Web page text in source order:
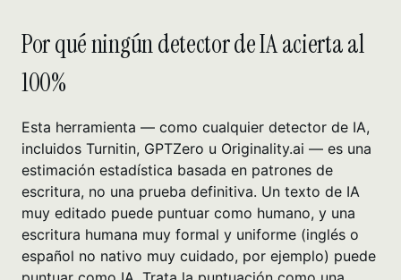
Por qué ningún detector de IA acierta al
100%
Esta herramienta — como cualquier detector de IA,
incluidos Turnitin, GPTZero u Originality.ai — es una
estimación estadística basada en patrones de
escritura, no una prueba definitiva. Un texto de IA
muy editado puede puntuar como humano, y una
escritura humana muy formal y uniforme (inglés o
español no nativo muy cuidado, por ejemplo) puede